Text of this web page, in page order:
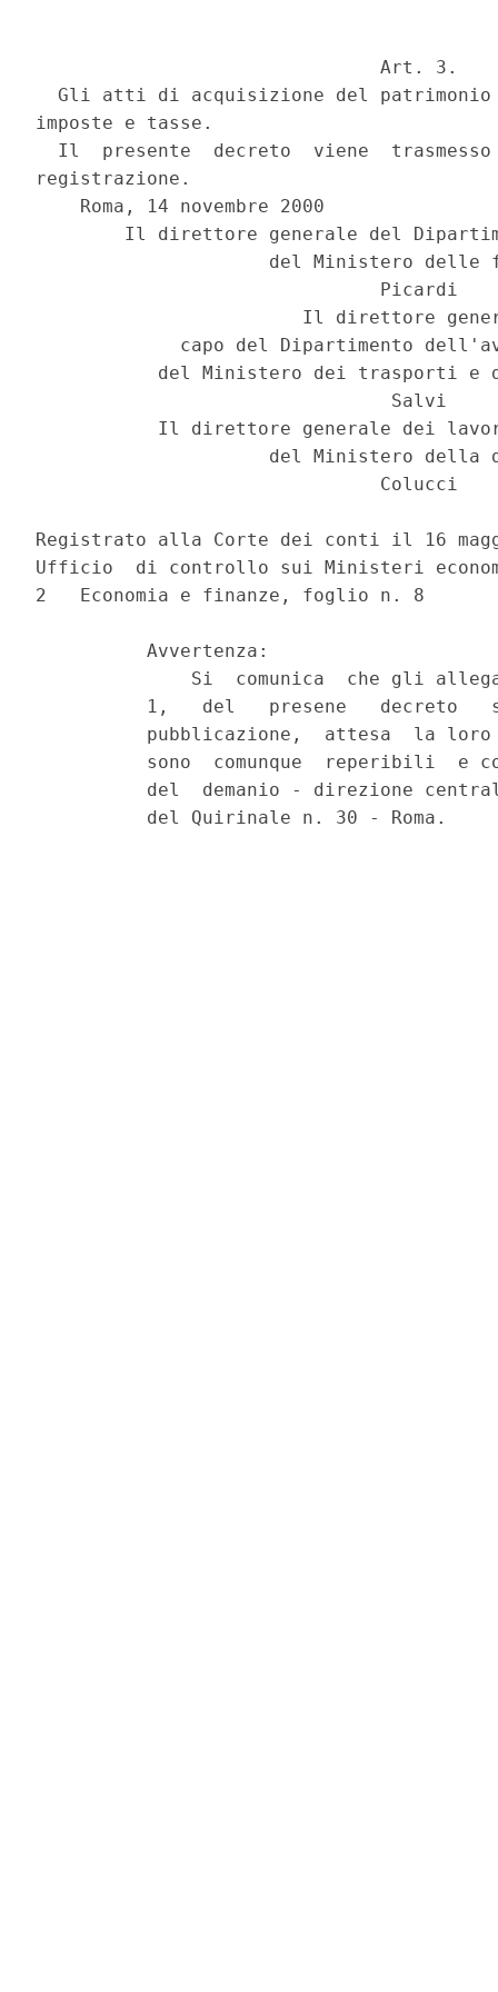
                               Art. 3.
Gli atti di acquisizione del
imposte e tasse.
Il  presente  decreto  viene
registrazione.
    Roma, 14 novembre 2000
Il direttore generale del
del Ministero delle
                               Picardi
Il direttore
capo del Dipartimento
del Ministero dei trasporti e
                                Salvi
Il direttore generale dei
del Ministero della
                               Colucci
Registrato alla Corte dei conti il 16
Ufficio  di controllo sui Ministeri
2   Economia e finanze, foglio n. 8
          Avvertenza:
Si  comunica  che gli
1,   del   presene   decreto
pubblicazione,  attesa  la
sono  comunque  reperibili  e
del  demanio - direzione